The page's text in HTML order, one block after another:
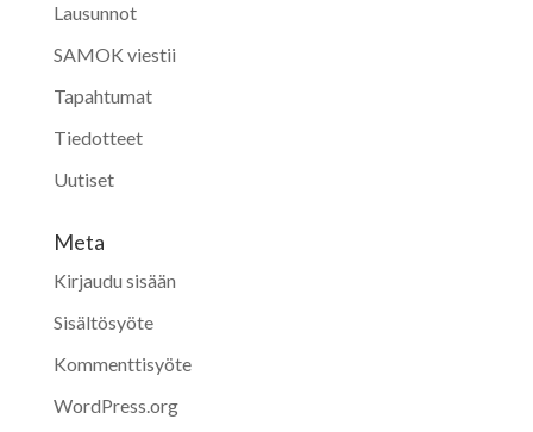
Lausunnot
SAMOK viestii
Tapahtumat
Tiedotteet
Uutiset
Meta
Kirjaudu sisään
Sisältösyöte
Kommenttisyöte
WordPress.org